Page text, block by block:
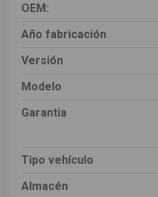
OEM:
Año fabricación
Versión
Modelo
Garantia
Tipo vehículo
Almacén